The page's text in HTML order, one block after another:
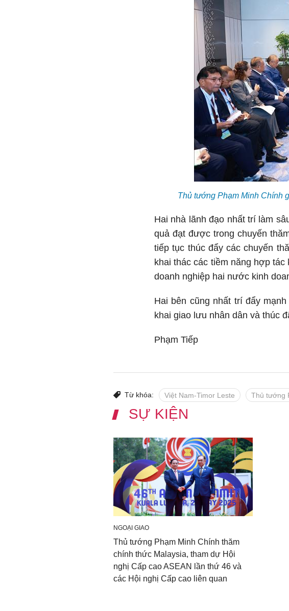
Thủ tướng Phạm Minh Chính
Hai nhà lãnh đạo nhất trí làm
quả đạt được trong chuyến
tiếp tục thúc đẩy các chuyến
khai thác các tiềm năng hợp
doanh nghiệp hai nước kinh
Hai bên cũng nhất trí đẩy
khai giao lưu nhân dân và thúc
Phạm Tiếp
Từ khóa: Việt Nam-Timor Leste Thủ tướng
SỰ KIỆN
NGOẠI GIAO
Thủ tướng Phạm Minh Chính thăm
chính thức Malaysia, tham dự Hội
nghị Cấp cao ASEAN lần thứ 46 và
các Hội nghị Cấp cao liên quan